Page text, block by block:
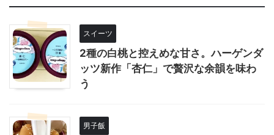
スイーツ
2種の白桃と控えめな甘さ。ハーゲンダ
ッツ新作「杏仁」で贅沢な余韻を味わ
う
男子飯